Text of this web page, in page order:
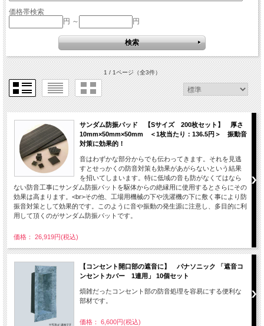
価格帯検索
円 ～
円
1 / 1ページ（全3件）
サンダム防振パッド 【Sサイズ 200枚セット】 厚さ
10mm×50mm×50mm ＜1枚当たり：136.5円＞ 振動音
対策に効果的！
音はわずかな部分からでも伝わってきます。それを見逃
すとせっかくの防音対策も効果があがらないという結果
を招いてしまいます。特に低域の音も防がなくてはなら
ない防音工事にサンダム防振パットを駆体からの絶縁用に使用するとさらにその
効果は高まります。<br>その他、工場用機械の下や洗濯機の下に敷く事により防
振音対策として効果的です。このように音や振動の発生源に注意し、多目的に利
用して頂くのがサンダム防振パットです。
価格： 26,919円(税込)
【コンセント開口部の遮音に】 パナソニック 「遮音コ
ンセントカバー 1連用」 10個セット
煩雑だったコンセント部の防音処理を容易にする便利な
部材です。
価格： 6,600円(税込)